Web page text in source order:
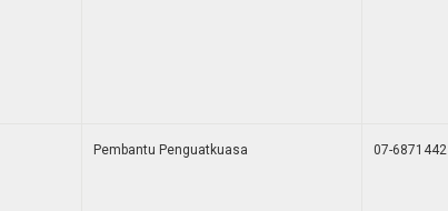
Pembantu Penguatkuasa 07-6871442